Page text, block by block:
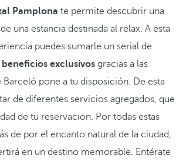
Pamplona te permite descubrir una
una estancia destinada al relax. A esta
puedes sumarle un serial de
exclusivos gracias a las
Barceló pone a tu disposición. De esta
de diferentes servicios agregados, que
de tu reservación. Por todas estas
de por el encanto natural de la ciudad,
en un destino memorable. Entérate